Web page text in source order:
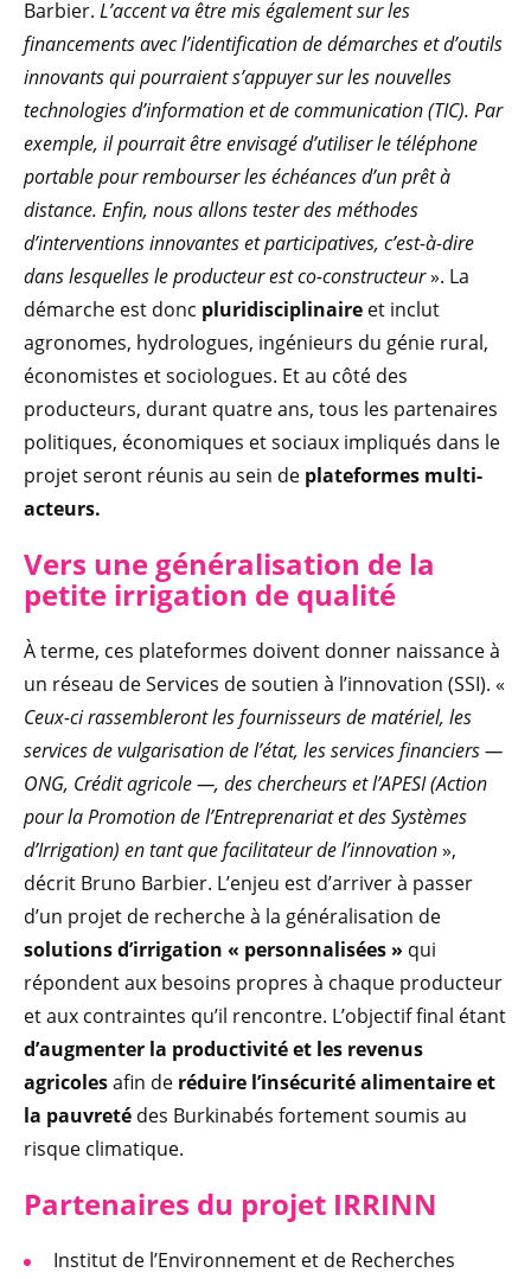
Barbier. L’accent va être mis également sur les
financements avec l’identification de démarches et d’outils
innovants qui pourraient s’appuyer sur les nouvelles
technologies d’information et de communication (TIC). Par
exemple, il pourrait être envisagé d’utiliser le téléphone
portable pour rembourser les échéances d’un prêt à
distance. Enfin, nous allons tester des méthodes
d’interventions innovantes et participatives, c’est-à-dire
dans lesquelles le producteur est co-constructeur». La
démarche est donc pluridisciplinaire et inclut
agronomes, hydrologues, ingénieurs du génie rural,
économistes et sociologues. Et au côté des
producteurs, durant quatre ans, tous les partenaires
politiques, économiques et sociaux impliqués dans le
projet seront réunis au sein de plateformes multi-
acteurs.
Vers une généralisation de la
petite irrigation de qualité
À terme, ces plateformes doivent donner naissance à
un réseau de Services de soutien à l’innovation (SSI). «
Ceux-ci rassembleront les fournisseurs de matériel, les
services de vulgarisation de l’état, les services financiers —
ONG, Crédit agricole —, des chercheurs et l’APESI (Action
pour la Promotion de l’Entreprenariat et des Systèmes
d’Irrigation) en tant que facilitateur de l’innovation»,
décrit Bruno Barbier. L’enjeu est d’arriver à passer
d’un projet de recherche à la généralisation de
solutions d’irrigation « personnalisées » qui
répondent aux besoins propres à chaque producteur
et aux contraintes qu’il rencontre. L’objectif final étant
d’augmenter la productivité et les revenus
agricolesafin de réduire l’insécurité alimentaire et
la pauvreté des Burkinabés fortement soumis au
risque climatique.
Partenaires du projet IRRINN
Institut de l’Environnement et de Recherches